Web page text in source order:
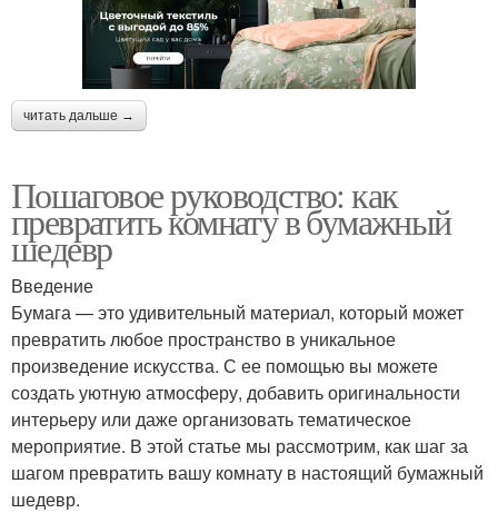
читать дальше →
Пошаговое руководство: как
превратить комнату в бумажный
шедевр
Введение
Бумага — это удивительный материал, который может
превратить любое пространство в уникальное
произведение искусства. С ее помощью вы можете
создать уютную атмосферу, добавить оригинальности
интерьеру или даже организовать тематическое
мероприятие. В этой статье мы рассмотрим, как шаг за
шагом превратить вашу комнату в настоящий бумажный
шедевр.